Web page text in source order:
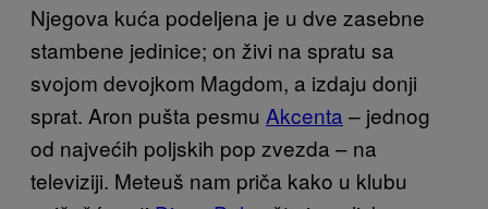
Njegova kuća podeljena je u dve zasebne
stambene jedinice; on živi na spratu sa
svojom devojkom Magdom, a izdaju donji
sprat. Aron pušta pesmu Akcenta – jednog
od najvećih poljskih pop zvezda – na
televiziji. Meteuš nam priča kako u klubu